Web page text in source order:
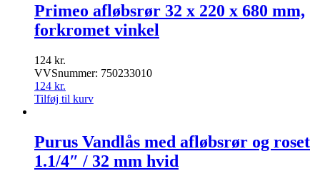
Primeo afløbsrør 32 x 220 x 680 mm,
forkromet vinkel
124 kr.
VVSnummer: 750233010
124 kr.
Tilføj til kurv
Purus Vandlås med afløbsrør og roset
1.1/4″ / 32 mm hvid